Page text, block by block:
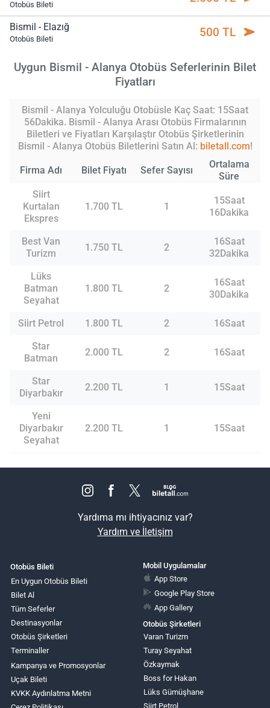
Otobüs Bileti
Bismil - Elazığ
Otobüs Bileti 500 TL
Uygun Bismil - Alanya Otobüs Seferlerinin Bilet
Fiyatları
Bismil - Alanya Yolculuğu Otobüsle Kaç Saat: 15Saat
56Dakika. Bismil - Alanya Arası Otobüs Firmalarının
Biletleri ve Fiyatları Karşılaştır Otobüs Şirketlerinin
Bismil - Alanya Otobüs Biletlerini Satın Al: biletall.com!
Firma Adı Bilet Fiyatı Sefer Sayısı
Ortalama
Süre
Siirt
Kurtalan
Ekspres
1.700 TL 1
15Saat
16Dakika
Best Van
Turizm
1.750 TL 2
16Saat
32Dakika
Lüks
Batman
Seyahat
1.800 TL 2
16Saat
30Dakika
Siirt Petrol 1.800 TL 2
16Saat
Star
Batman
2.000 TL 2 16Saat
Star
Diyarbakır
2.200 TL 1 15Saat
Yeni
Diyarbakır
Seyahat
2.200 TL 1 15Saat
Yardıma mı ihtiyacınız var?
Yardım ve İletişim
Otobüs Bileti
En Uygun Otobüs Bileti
Bilet Al
Tüm Seferler
Destinasyonlar
Otobüs Şirketleri
Terminaller
Kampanya ve Promosyonlar
Uçak Bileti
KVKK Aydınlatma Metni
Mobil Uygulamalar
App Store
Google Play Store
App Gallery
Otobüs Şirketleri
Varan Turizm
Turay Seyahat
Özkaymak
Boss for Hakan
Lüks Gümüşhane
Siirt Petrol